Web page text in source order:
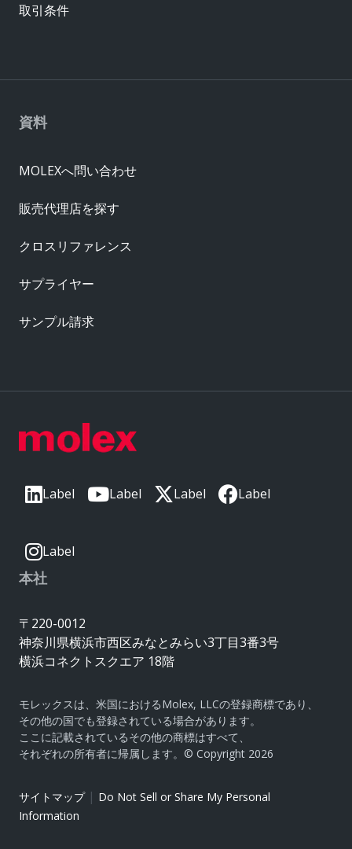
Label Label Label Label
Label
本社
〒220-0012
神奈川県横浜市西区みなとみらい3丁目3番3号
横浜コネクトスクエア 18階
モレックスは、米国におけるMolex, LLCの登録商標であり、
その他の国でも登録されている場合があります。
ここに記載されているその他の商標はすべて、
それぞれの所有者に帰属します。© Copyright 2026
サイトマップ| Do Not Sell or Share My Personal
Information
資料
MOLEXへ問い合わせ
販売代理店を探す
クロスリファレンス
サプライヤー
サンプル請求
取引条件